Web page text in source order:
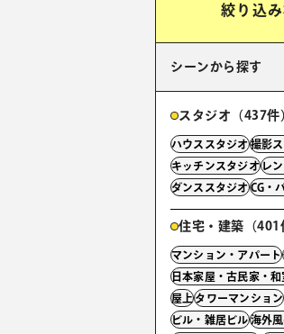
絞り込
シーンから探す
スタジオ（437件
ハウススタジオ撮影
キッチンスタジオレ
ダンススタジオCG・
住宅・建築（401
マンション・アパート
日本家屋・古民家・和
屋上タワーマンション
ビル・雑居ビル海外